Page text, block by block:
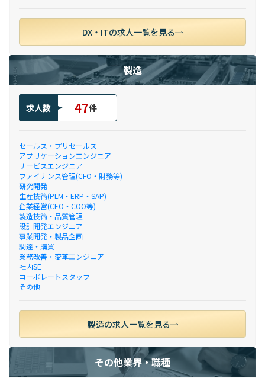
DX・ITの求人一覧を見る
製造
求人数 47件
セールス・プリセールス
アプリケーションエンジニア
サービスエンジニア
ファイナンス管理(CFO・財務等)
研究開発
生産技術(PLM・ERP・SAP)
企業経営(CEO・COO等)
製造技術・品質管理
設計開発エンジニア
事業開発・製品企画
調達・購買
業務改善・変革エンジニア
社内SE
コーポレートスタッフ
その他
製造の求人一覧を見る
その他業界・職種